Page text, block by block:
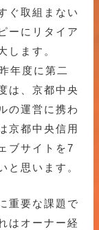
ぐ取組まない
ーにリタイア
します。
年度に第二
は、京都中央
の運営に携わ
京都中央信用
ブサイトを7
と思います。
重要な課題で
はオーナー経